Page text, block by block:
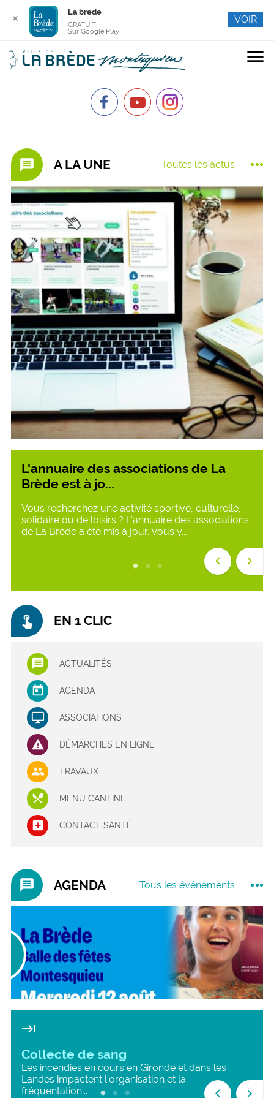
menu
message A LA UNE Toutes les actus
L'annuaire des associations de La
Brède est à jo...
Vous recherchez une activité sportive, culturelle,
solidaire ou de loisirs ? L’annuaire des associations
de La Brède a été mis à jour. Vous y...
keyboard_arrow_left keyboard_arrow_right
touch_app EN 1 CLIC
ACTUALITÉS
AGENDA
ASSOCIATIONS
DÉMARCHES EN LIGNE
TRAVAUX
MENU CANTINE
CONTACT SANTÉ
message AGENDA Tous les événements
keyboard_tab
Collecte de sang
Les incendies en cours en Gironde et dans les
Landes impactent l'organisation et la
fréquentation...
05
2026
keyboard_arrow_left keyboard_arrow_right
✕
La brede
GRATUIT
Sur Google Play
VOIR